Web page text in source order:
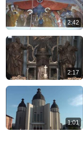
2:42
2:17
1:01